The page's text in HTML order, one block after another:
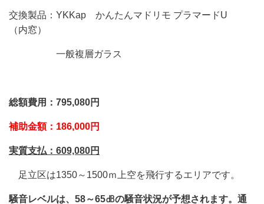
交換製品：YKKap かんたんマドリモ プラマードU
（内窓）
一般複層ガラス
総額費用：795,080円
補助金額：186,000円
実質支払：609,080円
足立区は1350～1500ｍ上空を飛行するエリアです。
騒音レベルは、58～65㏈の騒音状況が予想されます。通